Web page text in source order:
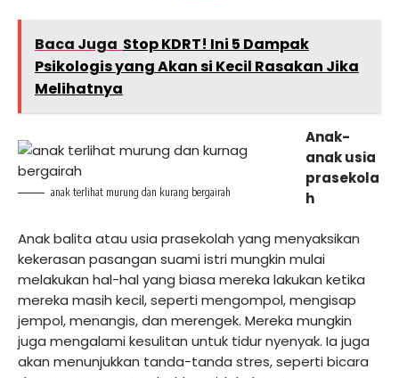
Baca Juga Stop KDRT! Ini 5 Dampak
Psikologis yang Akan si Kecil Rasakan Jika
Melihatnya
anak terlihat murung dan kurang bergairah
Anak-
anak usia
prasekola
h
Anak balita atau usia prasekolah yang menyaksikan
kekerasan pasangan suami istri mungkin mulai
melakukan hal-hal yang biasa mereka lakukan ketika
mereka masih kecil, seperti mengompol, mengisap
jempol, menangis, dan merengek. Mereka mungkin
juga mengalami kesulitan untuk tidur nyenyak. Ia juga
akan menunjukkan tanda-tanda stres, seperti bicara